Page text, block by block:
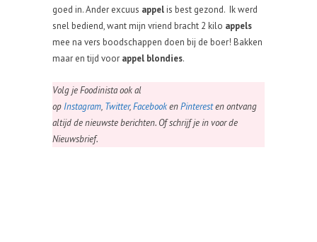
goed in. Ander excuus appelis best gezond. Ik werd
snel bediend, want mijn vriend bracht 2 kilo appels
mee na vers boodschappen doen bij de boer! Bakken
maar en tijd voor appel blondies.
Volg je Foodinista ook al
op Instagram, Twitter,FacebookenPinteresten ontvang
altijd de nieuwste berichten. Of schrijf je in voor de
Nieuwsbrief.